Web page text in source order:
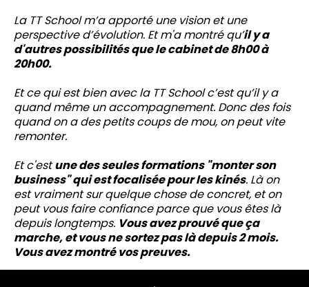
La TT School m’a apporté une vision et une
perspective d’évolution. Et m'a montré qu’il y a
d'autres possibilités que le cabinet de 8h00 à
20h00.
Et ce qui est bien avec la TT School c’est qu’il y a
quand même un accompagnement. Donc des fois
quand on a des petits coups de mou, on peut vite
remonter.
Et c'estune des seules formations "monter son
business" qui est focalisée pour les kinés. Là on
est vraiment sur quelque chose de concret, et on
peut vous faire confiance parce que vous êtes là
depuis longtemps. Vous avez prouvé que ça
marche, et vous ne sortez pas là depuis 2 mois.
Vous avez montré vos preuves.